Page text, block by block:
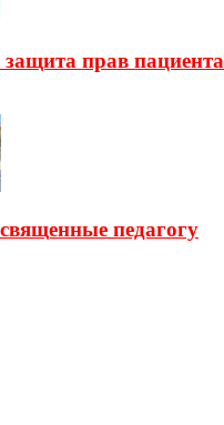
защита прав пациента
педагогу